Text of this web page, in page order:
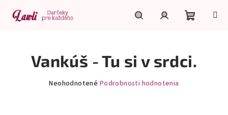
obsah
košík
Vankúš - Tu si v srdci.
Neohodnotené Podrobnosti hodnotenia